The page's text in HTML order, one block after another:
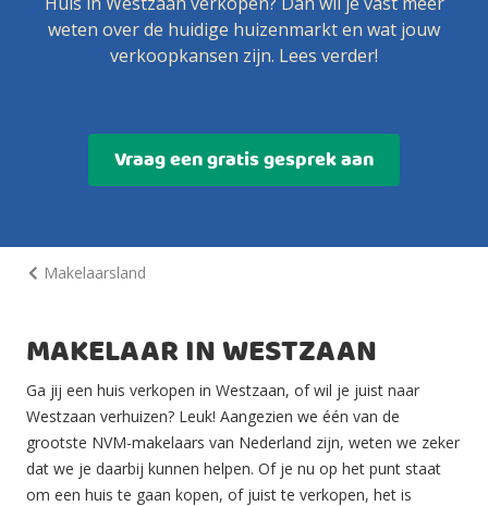
weten over de huidige huizenmarkt en wat jouw
verkoopkansen zijn. Lees verder!
Vraag een gratis gesprek aan
Makelaarsland
MAKELAAR IN WESTZAAN
Ga jij een huis verkopen in Westzaan, of wil je juist naar
Westzaan verhuizen? Leuk! Aangezien we één van de
grootste NVM-makelaars van Nederland zijn, weten we zeker
dat we je daarbij kunnen helpen. Of je nu op het punt staat
om een huis te gaan kopen, of juist te verkopen, het is